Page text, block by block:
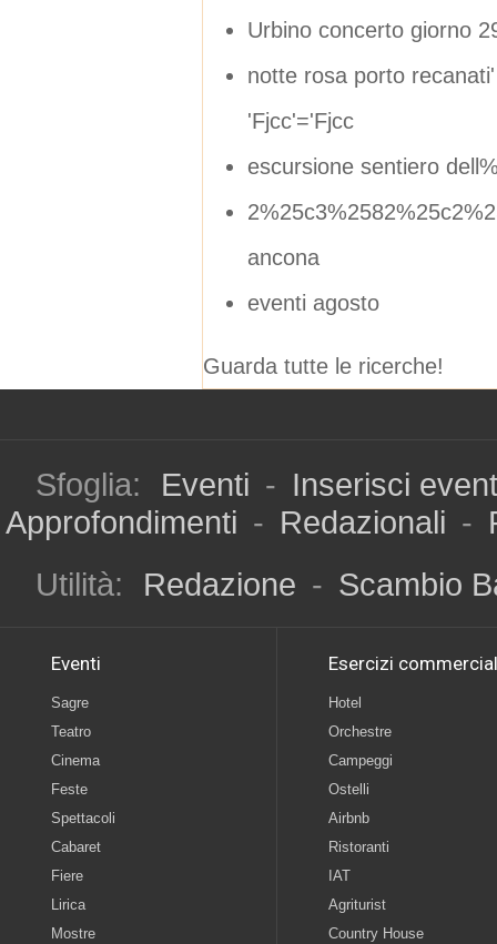
Urbino concerto giorno
notte rosa porto
'Fjcc'='Fjcc
escursione sentiero
ancona
eventi agosto
Guarda tutte le ricerche!
Sfoglia: Eventi - Inserisci
Approfondimenti - Redazionali -
Utilità:
Redazione - Scambio
Eventi
Sagre
Teatro
Cinema
Feste
Spettacoli
Cabaret
Fiere
Lirica
Mostre
Esercizi
Hotel
Orchestre
Campeggi
Ostelli
Airbnb
Ristoranti
IAT
Agriturist
Country House